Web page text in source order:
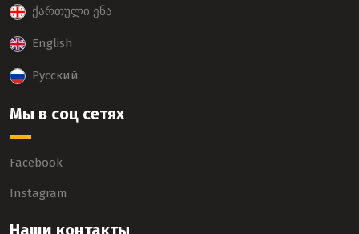
ქართული ენა
English
Русский
Мы в соц сетях
Facebook
Instagram
Наши контакты